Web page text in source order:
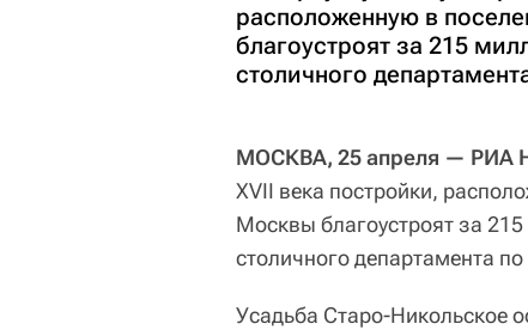
расположенную в
благоустроят за 215
столичного
МОСКВА, 25 апреля — РИА
XVII века постройки,
Москвы благоустроят за
столичного департамента
Усадьба Старо-Никольское